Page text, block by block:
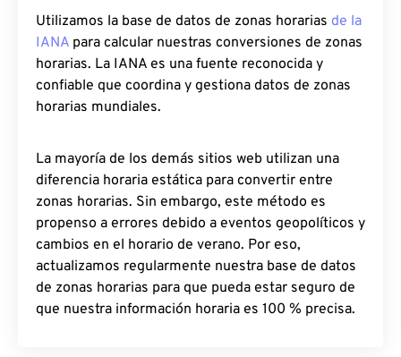
Utilizamos la base de datos de zonas horarias de la
IANA para calcular nuestras conversiones de zonas
horarias. La IANA es una fuente reconocida y
confiable que coordina y gestiona datos de zonas
horarias mundiales.
La mayoría de los demás sitios web utilizan una
diferencia horaria estática para convertir entre
zonas horarias. Sin embargo, este método es
propenso a errores debido a eventos geopolíticos y
cambios en el horario de verano. Por eso,
actualizamos regularmente nuestra base de datos
de zonas horarias para que pueda estar seguro de
que nuestra información horaria es 100 % precisa.